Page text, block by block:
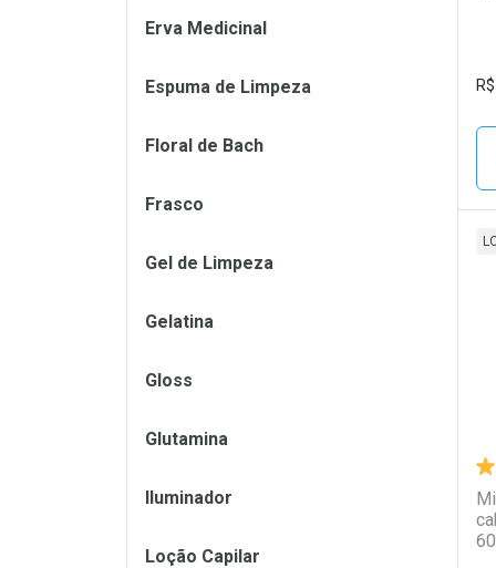
R$
Erva Medicinal
Espuma de Limpeza
Floral de Bach
Frasco
Gel de Limpeza
Gelatina
Gloss
Glutamina
Iluminador
Loção Capilar